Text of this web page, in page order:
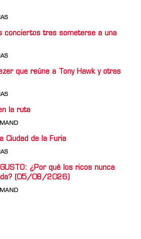
conciertos tras someterse a una
que reúne a Tony Hawk y otras
la ruta
Ciudad de la Furia
GUSTO: ¿Por qué los ricos nunca
(05/08/2026)